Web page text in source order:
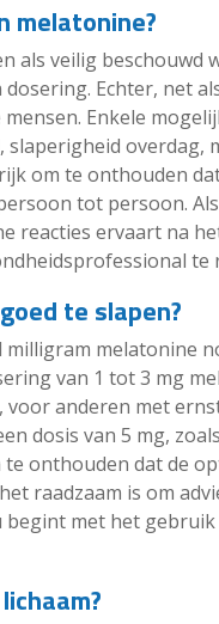
melatonine?
als veilig beschouwd
Echter, net
Enkele
overdag,
om te onthouden
tot persoon.
reacties ervaart na
te
te slapen?
melatonine
van 1 tot 3 mg
anderen met
dosis van 5 mg,
onthouden dat de
raadzaam is om
met het